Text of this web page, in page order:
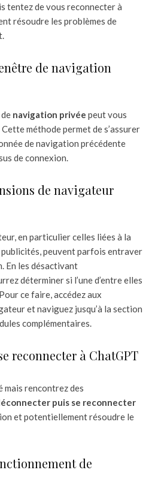
tentez de vous reconnecter à
résoudre les problèmes de
de navigation
navigation privée peut vous
méthode permet de s’assurer
de navigation précédente
de connexion.
de navigateur
en particulier celles liées à la
peuvent parfois entraver
En les désactivant
déterminer si l’une d’entre elles
ce faire, accédez aux
et naviguez jusqu’à la section
complémentaires.
reconnecter à ChatGPT
mais rencontrez des
puis se reconnecter
et potentiellement résoudre le
de